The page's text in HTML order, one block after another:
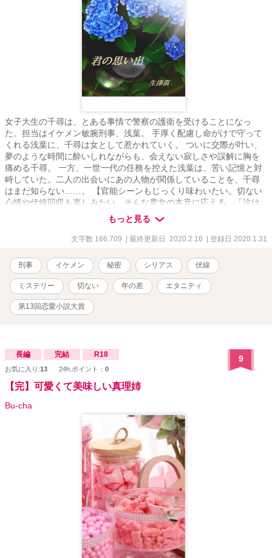
女子大生の千尋は、とある事情で警察の護衛を受けることになっ
た。担当はイケメン敏腕刑事、浅葉。 手厚く配慮し命がけで守って
くれる浅葉に、千尋は女として惹かれていく。 ついに交際が叶い、
夢のような時間に酔いしれながらも、会えない寂しさや誤解に胸を
痛める千尋。 一方、一世一代の任務を控えた浅葉は、苦い記憶と対
峙していた。二人の出会いにあの人物が関係していることを、千尋
はまだ知らない……。 【官能シーンもじっくり味わいたい。切ない
心情や伏線回収も楽しみたい。そんな貴女の本音に応える、「泣け
るオカズ」という新ジャンルの長編。ムーンライトノベルズ、カク
もっと見る
文字数 166,709 | 最終更新日 2020.2.16 | 登録日 2020.1.31
刑事 イケメン 秘密 シリアス 伏線
ミステリー 切ない 年の差 エタニティ
第13回恋愛小説大賞
長編 完結 R18
お気に入り:13 24h.ポイント： 0
9
【完】可愛くて美味しい真理姉
Bu-cha